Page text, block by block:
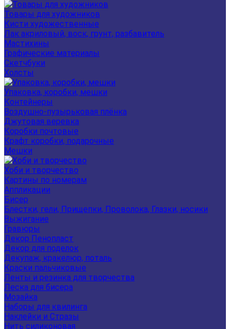
Товары для художников
Кисти художественные
Лак акриловый, воск, грунт, разбавитель
Мастихины
Графические материалы
Скетчбуки
Холсты
Упаковка, коробки, мешки
Контейнеры
Воздушно-пузырьковая плёнка
Джутовая веревка
Коробки почтовые
Крафт коробки, подарочные
Мешки
Хоби и творчество
Картины по номерам
Аппликации
Бисер
Блестки, гели, Прищепки, Проволока, Глазки, носики
Выжигание
Гравюры
Декор Пенопласт
Декор для поделок
Декупаж, кракелюр, поталь
Краски пальчиковые
Ленты и резинка для творчества
Леска для бисера
Мозайка
Наборы для квилинга
Наклейки и Стразы
Нить силиконовая